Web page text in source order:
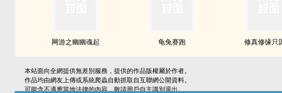
网游之幽幽魂起 龟兔赛跑 修真修缘只
本站面向全網提供無差別服務，提供的作品版權屬於作者。
作品均由網友上傳或系統爬蟲自動抓取自互聯網公開資料。
可能含不適應當地法律的內容，敬請用戶自主識別退出。